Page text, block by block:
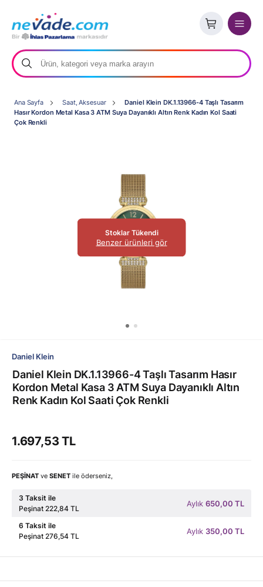
Ana Sayfa Saat, Aksesuar
Daniel Klein DK.1.13966-4 Taşlı Tasarım
Hasır Kordon Metal Kasa 3 ATM Suya Dayanıklı Altın Renk Kadın Kol Saati
Çok Renkli
Stoklar Tükendi
Benzer ürünleri gör
Daniel Klein
Daniel Klein DK.1.13966-4 Taşlı Tasarım Hasır
Kordon Metal Kasa 3 ATM Suya Dayanıklı Altın
Renk Kadın Kol Saati Çok Renkli
1.697,53 TL
PEŞİNAT ve SENET ile öderseniz,
3 Taksit ile
Peşinat 222,84 TL
Aylık 650,00 TL
6 Taksit ile
Peşinat 276,54 TL
Aylık 350,00 TL